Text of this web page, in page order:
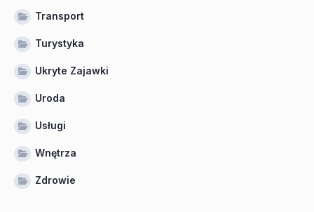
Transport
Turystyka
Ukryte Zajawki
Uroda
Usługi
Wnętrza
Zdrowie